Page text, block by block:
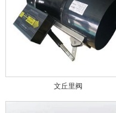
文丘里阀